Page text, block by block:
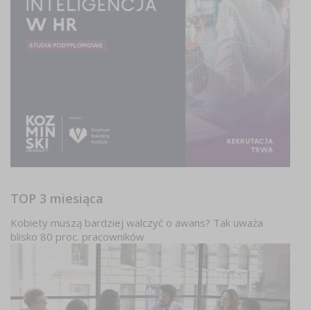
TOP 3 miesiąca
Kobiety muszą bardziej walczyć o awans? Tak uważa
blisko 80 proc. pracowników